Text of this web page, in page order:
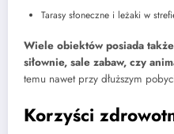
Tarasy słoneczne i leżaki w
Wiele obiektów posiada
siłownie, sale zabaw, czy
temu nawet przy dłuższym
Korzyści